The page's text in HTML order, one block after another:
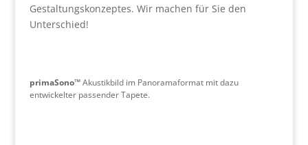
Gestaltungskonzeptes. Wir machen für Sie den
Unterschied!
primaSono™Akustikbild im Panoramaformat mit dazu
entwickelter passender Tapete.